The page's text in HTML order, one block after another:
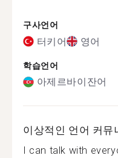
구사언어
터키어 영어
학습언어
아제르바이잔어
이상적인 언어 커뮤
I can talk with